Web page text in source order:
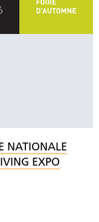
NATIONALE
EXPO